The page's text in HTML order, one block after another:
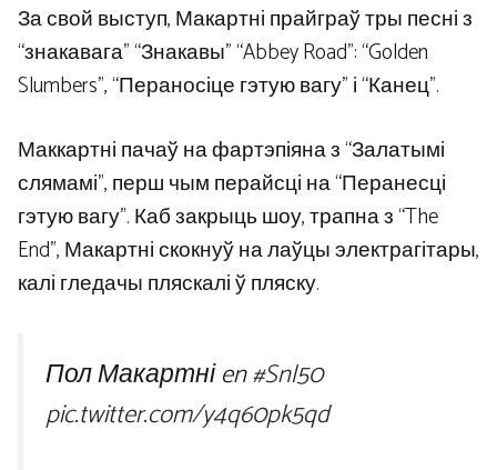
За свой выступ, Макартні прайграў тры песні з
“знакавага” “Знакавы” “Abbey Road”: “Golden
Slumbers”, “Пераносіце гэтую вагу” і “Канец”.
Маккартні пачаў на фартэпіяна з “Залатымі
слямамі”, перш чым перайсці на “Перанесці
гэтую вагу”. Каб закрыць шоу, трапна з “The
End”, Макартні скокнуў на лаўцы электрагітары,
калі гледачы пляскалі ў пляску.
Пол Макартні en#Snl50
pic.twitter.com/y4q60pk5qd